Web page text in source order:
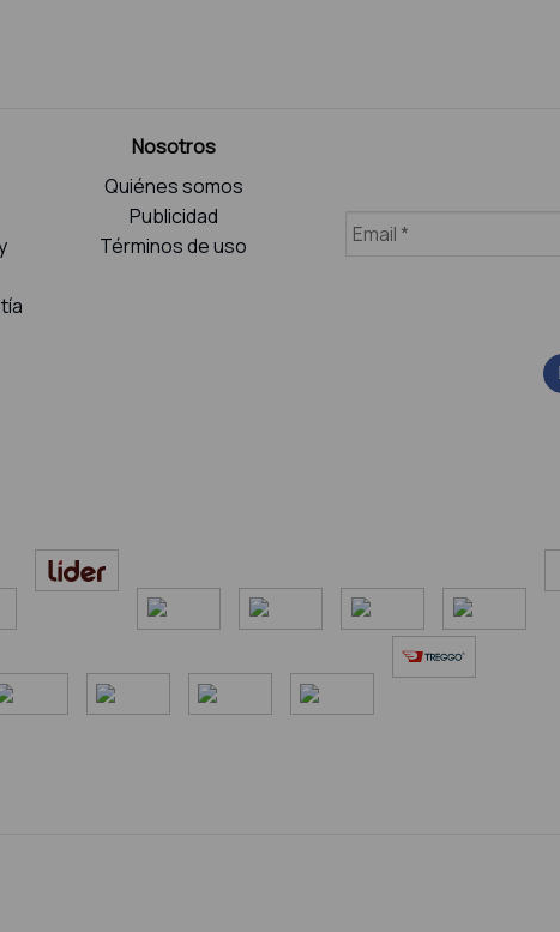
Nosotros
Quiénes somos
Publicidad
Términos de uso